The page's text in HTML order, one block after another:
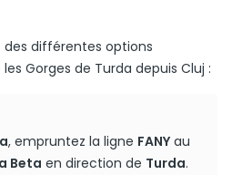
différentes options
Gorges de Turda depuis Cluj :
, empruntez la ligne FANY au
Beta en direction de Turda.